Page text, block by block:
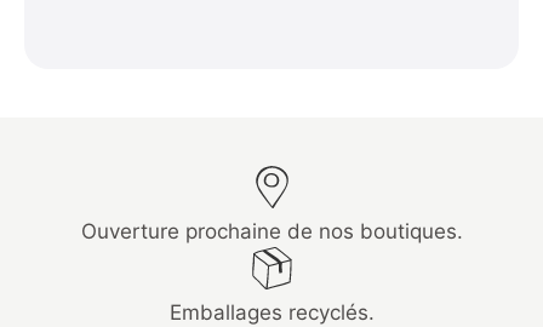
Ouverture prochaine de nos boutiques.
Emballages recyclés.